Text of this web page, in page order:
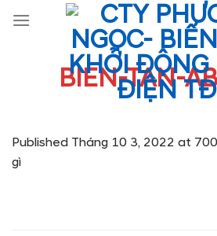
BIEN-TAN-
Published Tháng 10 3, 2022 at
gì